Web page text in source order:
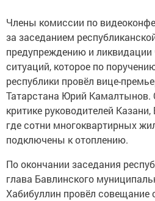
Члены комиссии по
за заседанием
предупреждению и
ситуаций, которое по
республики провёл вице-
Татарстана Юрий Камалтынов.
критике руководителей
где сотни многоквартирных
подключены к отоплению.
По окончании заседания
глава Бавлинского
Хабибуллин провёл совещание